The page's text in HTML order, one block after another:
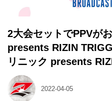
2大会セットでPPVが
presents RIZIN
リニック presents
2022-04-05